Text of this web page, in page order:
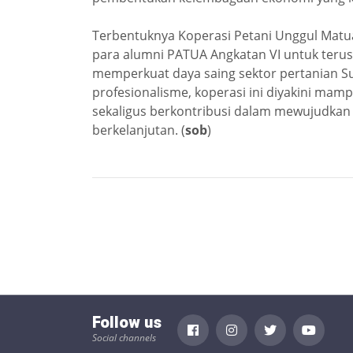
Terbentuknya Koperasi Petani Unggul
para alumni PATUA Angkatan VI untuk
memperkuat daya saing sektor pertanian
profesionalisme, koperasi ini diyakini
sekaligus berkontribusi dalam
berkelanjutan. (sob)
Follow us
Social channels